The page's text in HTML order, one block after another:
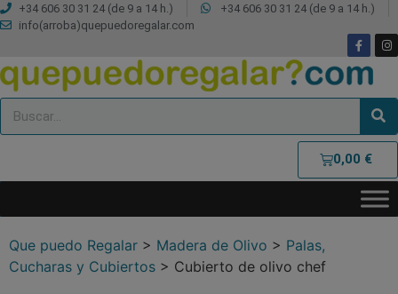
+34 606 30 31 24 (de 9 a 14 h.)
+34 606 30 31 24 (de 9 a 14 h.)
info(arroba)quepuedoregalar.com
0,00 €
Que puedo Regalar > Madera de Olivo > Palas,
Cucharas y Cubiertos > Cubierto de olivo chef